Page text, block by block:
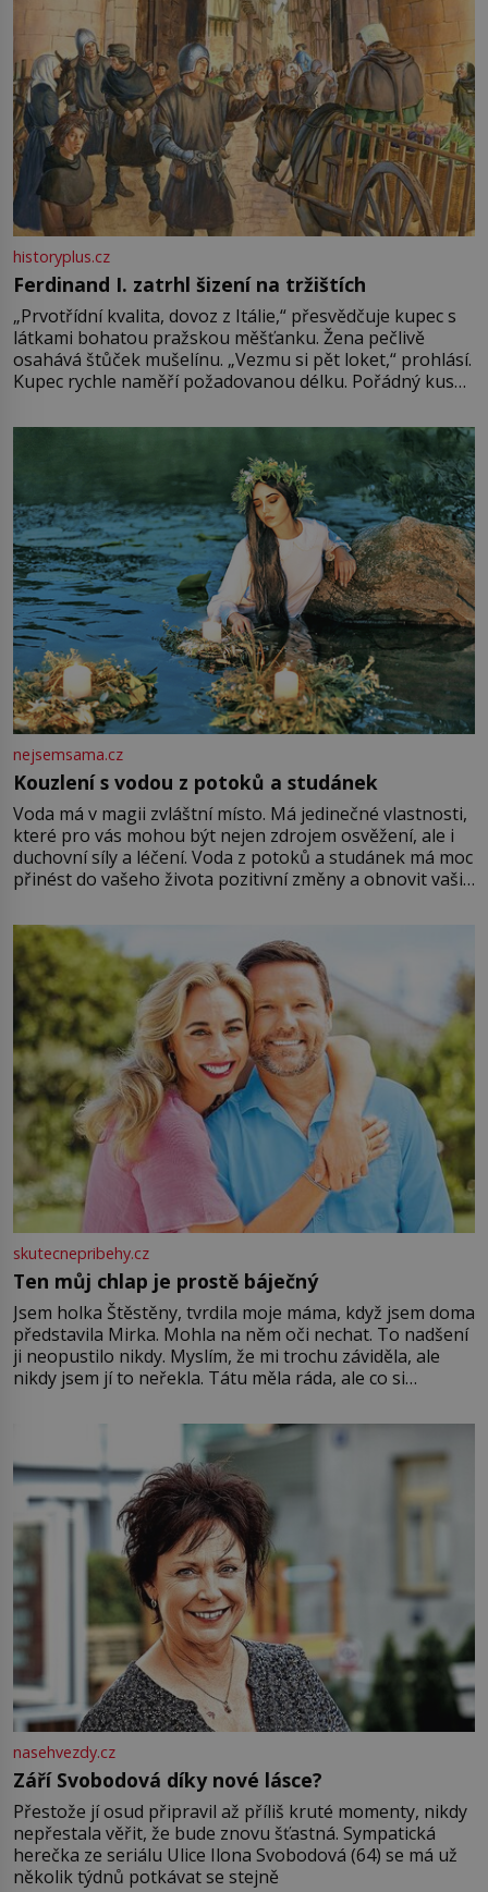
historyplus.cz
Ferdinand I. zatrhl šizení na tržištích
„Prvotřídní kvalita, dovoz z Itálie,“ přesvědčuje kupec s
látkami bohatou pražskou měšťanku. Žena pečlivě
osahává štůček mušelínu. „Vezmu si pět loket,“ prohlásí.
Kupec rychle naměří požadovanou délku. Pořádný kus
milostpaní. Stačí jenom na sukni,“ zhodnotí švadlena
množství růžového mušelínu. „Ošidili vás, podívejte.“
Vezme do ruky dřevěnou
nejsemsama.cz
Kouzlení s vodou z potoků a studánek
Voda má v magii zvláštní místo. Má jedinečné vlastnosti,
které pro vás mohou být nejen zdrojem osvěžení, ale i
duchovní síly a léčení. Voda z potoků a studánek má moc
přinést do vašeho života pozitivní změny a obnovit vaši
můžete obohatit své rituály a přinést do svého života
větší harmonii a klid. Je důležité
skutecnepribehy.cz
Ten můj chlap je prostě báječný
Jsem holka Štěstěny, tvrdila moje máma, když jsem doma
představila Mirka. Mohla na něm oči nechat. To nadšení
ji neopustilo nikdy. Myslím, že mi trochu záviděla, ale
nikdy jsem jí to neřekla. Tátu měla ráda, ale co si
Jsme spolu moc rádi Tehdy byla jiná doba, když
nasehvezdy.cz
Září Svobodová díky nové lásce?
Přestože jí osud připravil až příliš kruté momenty, nikdy
nepřestala věřit, že bude znovu šťastná. Sympatická
herečka ze seriálu Ulice Ilona Svobodová (64) se má už
několik týdnů potkávat se stejně